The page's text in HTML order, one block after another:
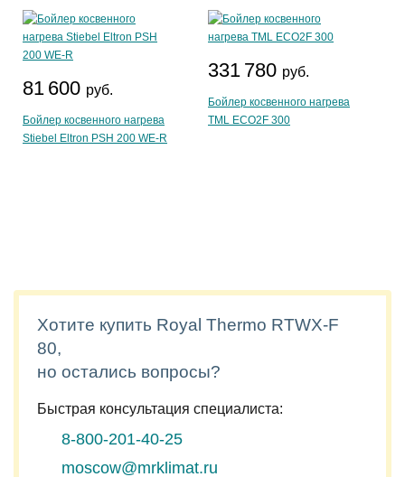
81 600 руб.
Бойлер косвенного нагрева
Stiebel Eltron PSH 200 WE-R
331 780 руб.
Бойлер косвенного нагрева
TML ECO2F 300
Хотите купить Royal Thermo RTWX-F
80,
но остались вопросы?
Быстрая консультация специалиста:
8-800-201-40-25
moscow@mrklimat.ru